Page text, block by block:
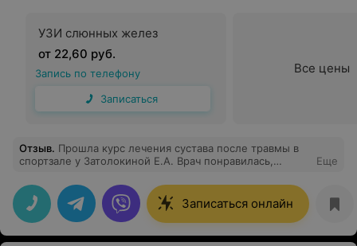
УЗИ слюнных желез
от 22,60 руб.
Запись по телефону
Записаться
Все цены
Отзыв. Прошла курс лечения сустава после травмы в
спортзале у Затолокиной Е.А. Врач понравилась,
оборудование классное, быстро помогло.
Еще
Записаться онлайн